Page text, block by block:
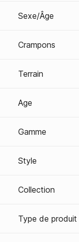
Sexe/Âge
Crampons
Terrain
Age
Gamme
Style
Collection
Type de produit